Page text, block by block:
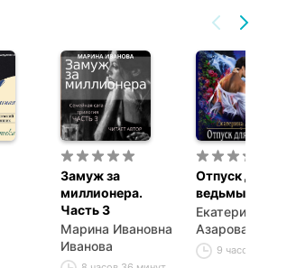
Замуж за
миллионера.
Часть 3
Марина Ивановна
Иванова
Отпуск для
ведьмы
Екатерина
Азарова
9 часов 25 минут